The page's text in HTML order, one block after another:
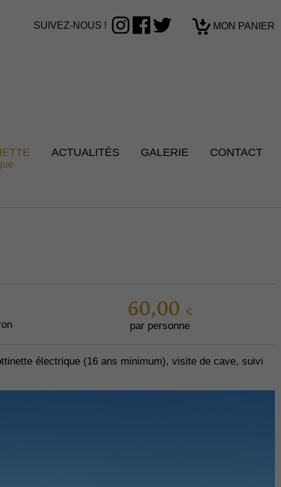
SUIVEZ-NOUS ! MON PANIER
ACTUALITÉS GALERIE CONTACT
60,00 €
par personne
électrique (16 ans minimum), visite de cave, suivi